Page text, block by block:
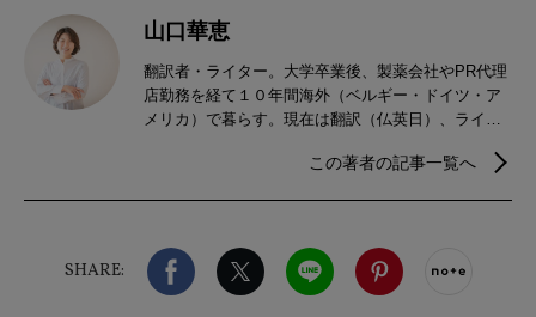
山口華恵
翻訳者・ライター。大学卒業後、製薬会社やPR代理
店勤務を経て１０年間海外（ベルギー・ドイツ・ア
メリカ）で暮らす。現在は翻訳（仏英日）、ライフ
るなど、フリーランスとして活動。趣味はヨガとイ
この著者の記事一覧へ
SHARE:
Facebook X（旧twitter）
LINE